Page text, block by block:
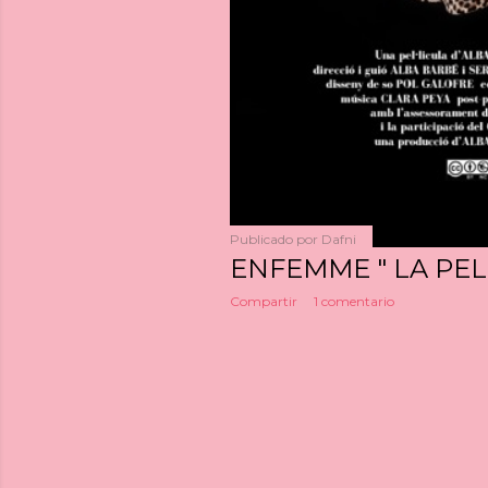
Publicado por Dafni
ENFEMME " LA
Compartir 1 comentario